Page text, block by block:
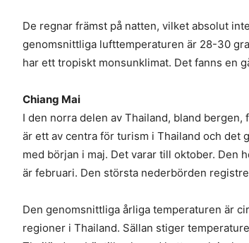
De regnar främst på natten, vilket absolut
genomsnittliga lufttemperaturen är 28-30
har ett tropiskt monsunklimat. Det fanns en
Chiang Mai
I den norra delen av Thailand, bland
är ett av centra för turism i Thailand och det
med början i maj. Det varar till oktober. Den
är februari. Den största nederbörden
Den genomsnittliga årliga temperaturen är
regioner i Thailand. Sällan stiger